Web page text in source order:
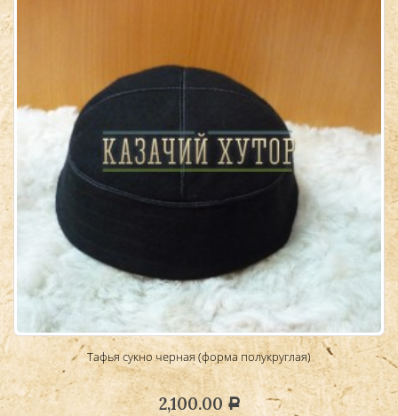
Тафья сукно черная (форма полукруглая)
2,100.00 Р